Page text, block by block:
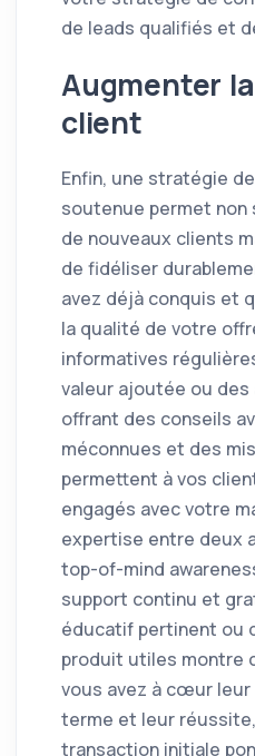
de leads qualifiés et
Augmenter
client
Enfin, une stratégie
soutenue permet
de nouveaux clients
de fidéliser
avez déjà conquis et
la qualité de votre
informatives
valeur ajoutée ou
offrant des conseils
méconnues et des
permettent à vos
engagés avec votre
expertise entre deux
top-of-mind
support continu et
éducatif pertinent ou
produit utiles montre
vous avez à cœur
terme et leur
transaction initiale